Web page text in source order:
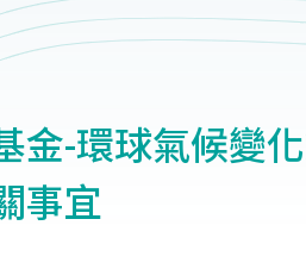
金-環球氣候變
事宜